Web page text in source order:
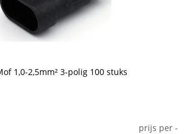
1,0-2,5mm² 3-polig 100 stuks
prijs per -